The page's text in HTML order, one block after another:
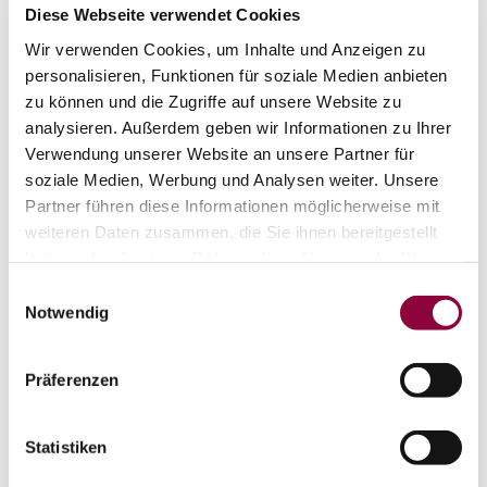
Diese Webseite verwendet Cookies
Wir verwenden Cookies, um Inhalte und Anzeigen zu
personalisieren, Funktionen für soziale Medien anbieten
zu können und die Zugriffe auf unsere Website zu
analysieren. Außerdem geben wir Informationen zu Ihrer
Verwendung unserer Website an unsere Partner für
soziale Medien, Werbung und Analysen weiter. Unsere
Partner führen diese Informationen möglicherweise mit
weiteren Daten zusammen, die Sie ihnen bereitgestellt
Notwendig
Präferenzen
Statistiken
„Der feine Duft der Worte“ – Lesung mit
Jörg von den Steinen
23.08.2026 – 11:30 Uhr
Gereimtes und Vergeigtes - Man kann es auch so
sagen: Fröhliche wie auch ernste Worte, Sätze,
Reime und Gedanken wollen sich im gemütlichen
Hof von Anette und Willi bei kleinen kulinarischen
Ergänzungen unbedingt Spielraum und Gehör
verschaffen. Ein Programm, bei dem sich Lyrisches
und Schwieriges begegnen und auch ein paar
Überraschungen könnten sich dazu gesellen – naja,
mehr erfahren auf Karte anzeigen